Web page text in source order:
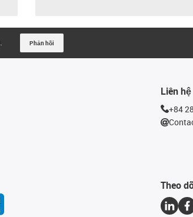
Phản hồi
Liên hệ
+84
Theo